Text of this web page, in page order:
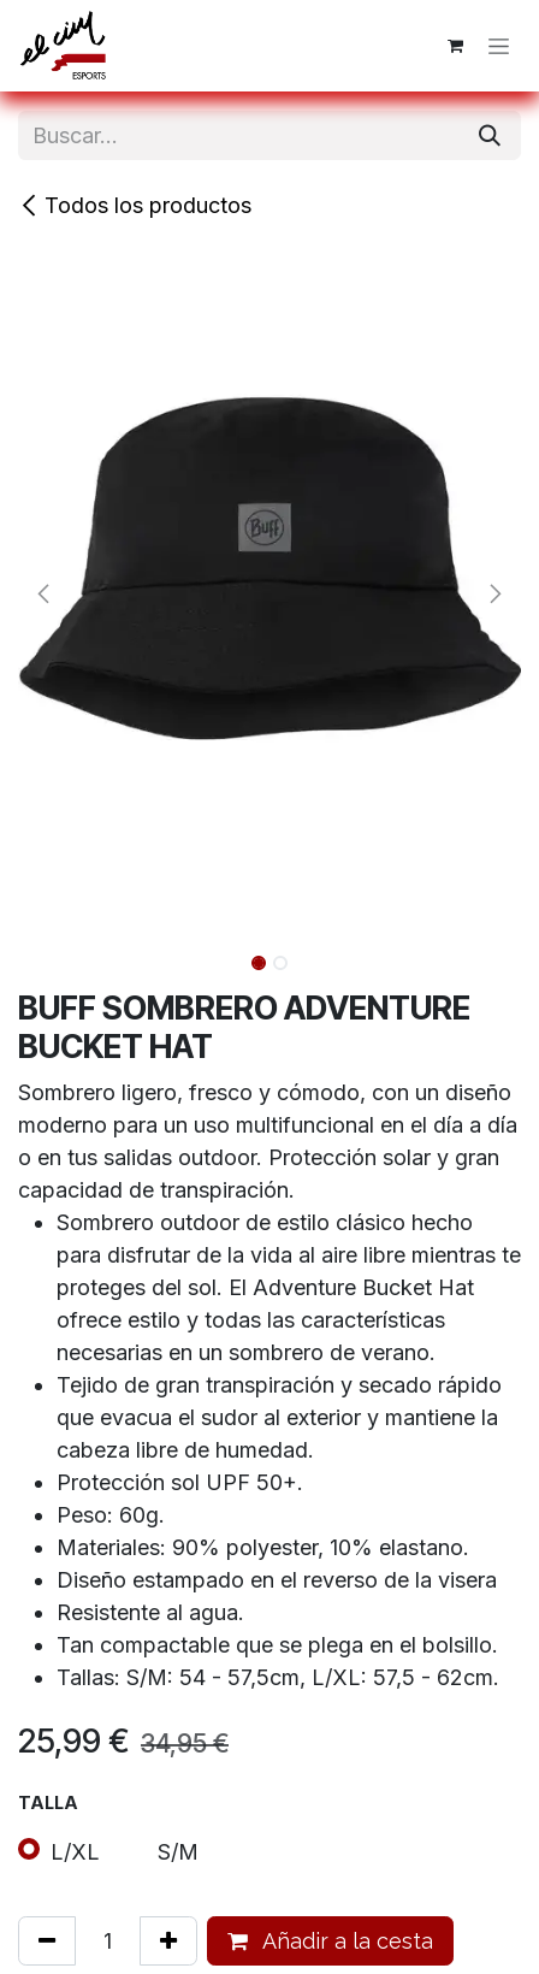
Ir al contenido
Todos los productos
BUFF SOMBRERO ADVENTURE
BUCKET HAT
Sombrero ligero, fresco y cómodo, con un diseño
moderno para un uso multifuncional en el día a día
o en tus salidas outdoor. Protección solar y gran
capacidad de transpiración.
Sombrero outdoor de estilo clásico hecho
para disfrutar de la vida al aire libre mientras te
proteges del sol. El Adventure Bucket Hat
ofrece estilo y todas las características
necesarias en un sombrero de verano.
Tejido de gran transpiración y secado rápido
que evacua el sudor al exterior y mantiene la
cabeza libre de humedad.
Protección sol UPF 50+.
Peso: 60g.
Materiales: 90% polyester, 10% elastano.
Diseño estampado en el reverso de la visera
Resistente al agua.
Tan compactable que se plega en el bolsillo.
Tallas: S/M: 54 - 57,5cm, L/XL: 57,5 - 62cm.
25,99 € 34,95€
TALLA
L/XL S/M
Añadir a la cesta